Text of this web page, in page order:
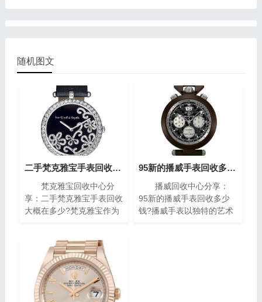
随机图文
二手梵克雅宝手表回收大概在多少?(梵克雅宝高价回收指南)
梵克雅宝回收中心分
享：二手梵克雅宝手表回收
大概在多少?梵克雅宝作为
量而闻名。对于那些拥有一
款梵克雅宝手表的人来说，
了解其回收价格是非常重要
的。本文将为您介绍二手梵
克雅宝手表回收的价格指
95新的播威手表回收多少钱?(高价回收指南)
播威回收中心分享：
95新的播威手表回收多少
钱?播威手表以独特的艺术